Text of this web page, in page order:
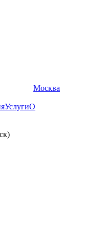
Москва
УслугиО